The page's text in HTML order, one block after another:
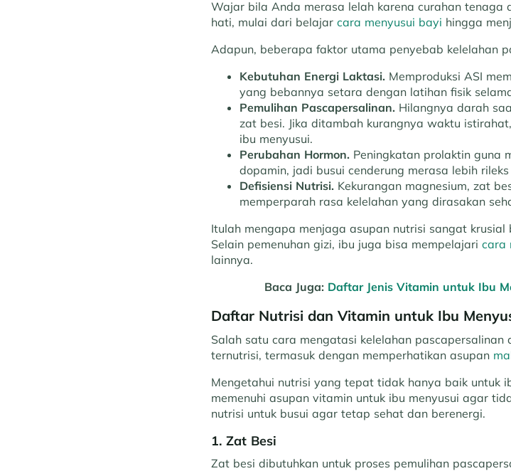
Wajar bila Anda merasa lelah karena curahan tenaga
hati, mulai dari belajar cara menyusui bayi hingga
Adapun, beberapa faktor utama penyebab kelelahan
Kebutuhan Energi Laktasi. Memproduksi ASI
yang bebannya setara dengan latihan fisik
Pemulihan Pascapersalinan. Hilangnya darah
zat besi. Jika ditambah kurangnya waktu
ibu menyusui.
Perubahan Hormon. Peningkatan prolaktin guna
dopamin, jadi busui cenderung merasa lebih
Defisiensi Nutrisi. Kekurangan magnesium, zat
memperparah rasa kelelahan yang dirasakan
Itulah mengapa menjaga asupan nutrisi sangat
Selain pemenuhan gizi, ibu juga bisa mempelajari cara
lainnya.
Baca Juga: Daftar Jenis Vitamin untuk Ibu
Daftar Nutrisi dan Vitamin untuk Ibu
Salah satu cara mengatasi kelelahan
ternutrisi, termasuk dengan memperhatikan asupan
Mengetahui nutrisi yang tepat tidak hanya baik untuk
memenuhi asupan vitamin untuk ibu menyusui agar
nutrisi untuk busui agar tetap sehat dan berenergi.
1. Zat Besi
Zat besi dibutuhkan untuk proses pemulihan